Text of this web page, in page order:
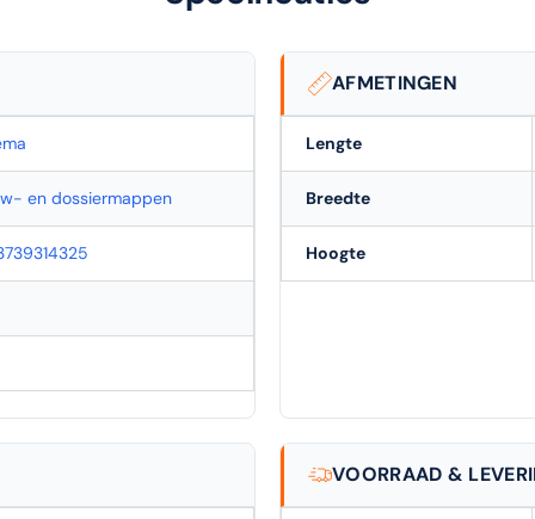
en dossiermappen
AFMETINGEN
Lengte
Breedte
Hoogte
VOORRAAD &